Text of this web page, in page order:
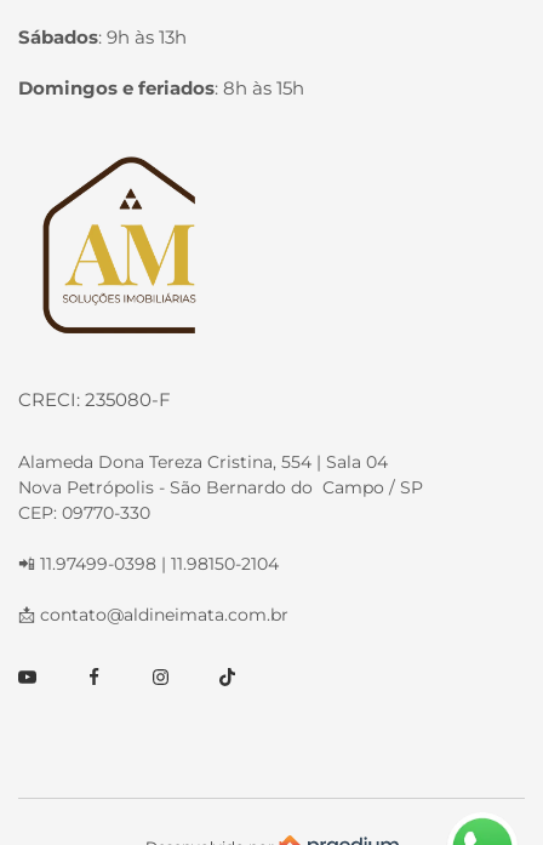
Sábados: 9h às 13h
Domingos e feriados: 8h às 15h
Página inicial
CRECI: 235080-F
Alameda Dona Tereza Cristina, 554 | Sala 04
Nova Petrópolis - São Bernardo do Campo / SP
CEP: 09770-330
📲 11.97499-0398 | 11.98150-2104
📩 contato@aldineimata.com.br
YoutubeFacebookInstagramTikTok